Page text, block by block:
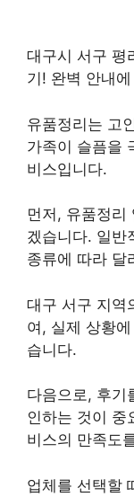
대구시 서구 평
기! 완벽 안내
유품정리는 고
가족이 슬픔을
비스입니다.
먼저, 유품정리
겠습니다. 일반
종류에 따라 달
대구 서구 지역
여, 실제 상황
습니다.
다음으로, 후기
인하는 것이 중
비스의 만족도
업체를 선택할